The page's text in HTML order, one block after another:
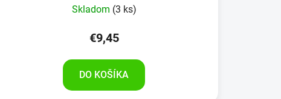
Skladom (3 ks)
€9,45
DO KOŠÍKA